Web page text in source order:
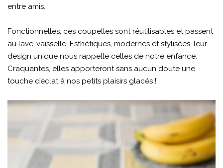
entre amis.
Fonctionnelles, ces coupelles sont réutilisables et passent
au lave-vaisselle. Esthétiques, modernes et stylisées, leur
design unique nous rappelle celles de notre enfance.
Craquantes, elles apporteront sans aucun doute une
touche d’éclat à nos petits plaisirs glacés !